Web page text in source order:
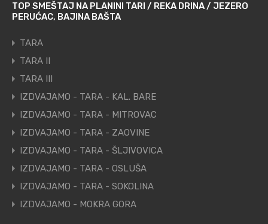
TOP SMEŠTAJ NA PLANINI TARI / REKA DRINA / JEZERO
PERUĆAC, BAJINA BAŠTA
TARA
TARA II
TARA III
IZDVAJAMO - TARA - KAL. BARE
IZDVAJAMO - TARA - MITROVAC
IZDVAJAMO - TARA - ZAOVINE
IZDVAJAMO - TARA - ŠLJIVOVICA
IZDVAJAMO - TARA - OSLUŠA
IZDVAJAMO - TARA - SOKOLINA
IZDVAJAMO - MOKRA GORA